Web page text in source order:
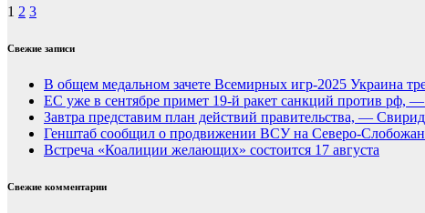
1 2 3
Свежие записи
В общем медальном зачете Всемирных игр-2025 Украина
ЕС уже в сентябре примет 19-й ракет санкций против рф,
Завтра представим план действий правительства, —
Генштаб сообщил о продвижении ВСУ на Северо-
Встреча «Коалиции желающих» состоится 17 августа
Свежие комментарии